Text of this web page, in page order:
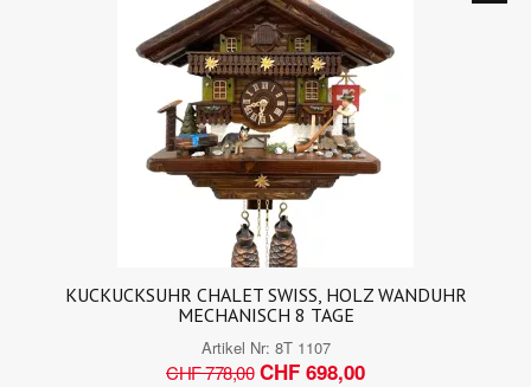
KUCKUCKSUHR CHALET SWISS, HOLZ WANDUHR
MECHANISCH 8 TAGE
Artikel Nr: 8T 1107
CHF 778,00 CHF 698,00